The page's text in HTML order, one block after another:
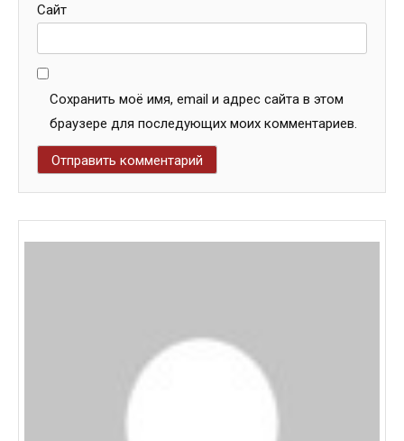
Сайт
Сохранить моё имя, email и адрес сайта в этом
браузере для последующих моих комментариев.